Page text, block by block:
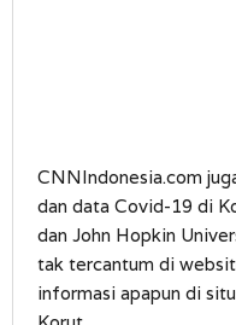
CNNIndonesia.com
dan data Covid-19 di
dan John Hopkin
tak tercantum di
informasi apapun di